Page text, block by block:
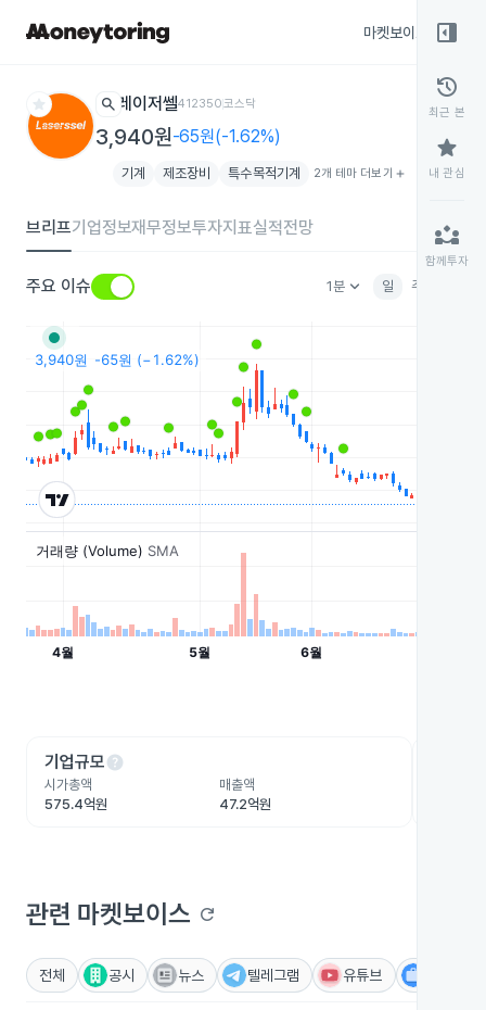
마켓보이스
star search 레이저쎌412350코스닥
3,940원-65원(-1.62%)
기계 제조장비 특수목적기계 2개 테마 더보기 add
브리프기업정보재무정보투자지표실적전망
주요 이슈 1분keyboard_arrow_down 일 주
기업규모help
시가총액
575.4억원
매출액
47.2억원
관련 마켓보이스 refresh
전체 공시 뉴스 텔레그램 유튜브
right_panel_open
history
최근 본
star
내 관심
partner_exchange
함께투자